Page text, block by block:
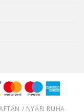
/ NYÁRI RUHA